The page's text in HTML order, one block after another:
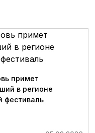
примет
в регионе
фестиваль